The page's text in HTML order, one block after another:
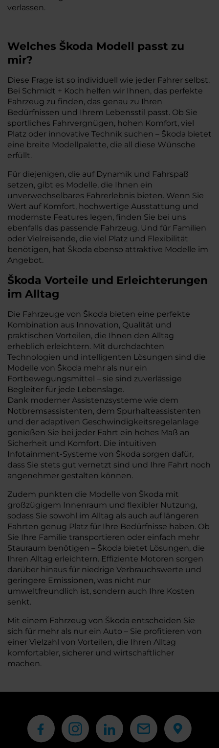
verlassen.
Welches Škoda Modell passt zu
mir?
Diese Frage ist so individuell wie jeder Fahrer selbst.
Bei Schmidt + Koch helfen wir Ihnen, das perfekte
Fahrzeug zu finden, das genau zu Ihren
Bedürfnissen und Ihrem Lebensstil passt. Ob Sie
sportliches Fahrvergnügen, hohen Komfort, viel
Platz oder innovative Technik suchen – Škoda bietet
eine breite Modellpalette, die all diese Wünsche
erfüllt.
Für diejenigen, die auf Dynamik und Fahrspaß
setzen, gibt es Modelle, die Ihnen ein
unverwechselbares Fahrerlebnis bieten. Wenn Sie
Wert auf Komfort, hochwertige Ausstattung und
modernste Features legen, finden Sie bei uns
ebenfalls das passende Fahrzeug. Und für Familien
oder Vielreisende, die viel Platz und Flexibilität
benötigen, hat Škoda ebenso attraktive Modelle im
Angebot.
Škoda Vorteile und Erleichterungen
im Alltag
Die Fahrzeuge von Škoda bieten eine perfekte
Kombination aus Innovation, Qualität und
praktischen Vorteilen, die Ihnen den Alltag
erheblich erleichtern. Mit durchdachten
Technologien und intelligenten Lösungen sind die
Modelle von Škoda mehr als nur ein
Fortbewegungsmittel – sie sind zuverlässige
Begleiter für jede Lebenslage.
Dank moderner Assistenzsysteme wie dem
Notbremsassistenten, dem Spurhalteassistenten
und der adaptiven Geschwindigkeitsregelanlage
genießen Sie bei jeder Fahrt ein hohes Maß an
Sicherheit und Komfort. Die intuitiven
Infotainment-Systeme von Škoda sorgen dafür,
dass Sie stets gut vernetzt sind und Ihre Fahrt noch
angenehmer gestalten können.
Zudem punkten die Modelle von Škoda mit
großzügigem Innenraum und flexibler Nutzung,
sodass Sie sowohl im Alltag als auch auf längeren
Fahrten genug Platz für Ihre Bedürfnisse haben. Ob
Sie Ihre Familie transportieren oder einfach mehr
Stauraum benötigen – Škoda bietet Lösungen, die
Ihren Alltag erleichtern. Effiziente Motoren sorgen
darüber hinaus für niedrige Verbrauchswerte und
geringere Emissionen, was nicht nur
umweltfreundlich ist, sondern auch Ihre Kosten
senkt.
Mit einem Fahrzeug von Škoda entscheiden Sie
sich für mehr als nur ein Auto – Sie profitieren von
einer Vielzahl von Vorteilen, die Ihren Alltag
komfortabler, sicherer und wirtschaftlicher
machen.